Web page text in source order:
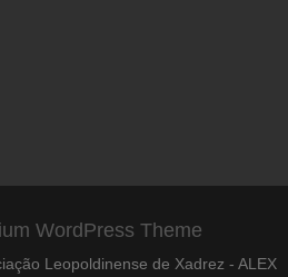
WordPress Theme
Leopoldinense de Xadrez - ALEX